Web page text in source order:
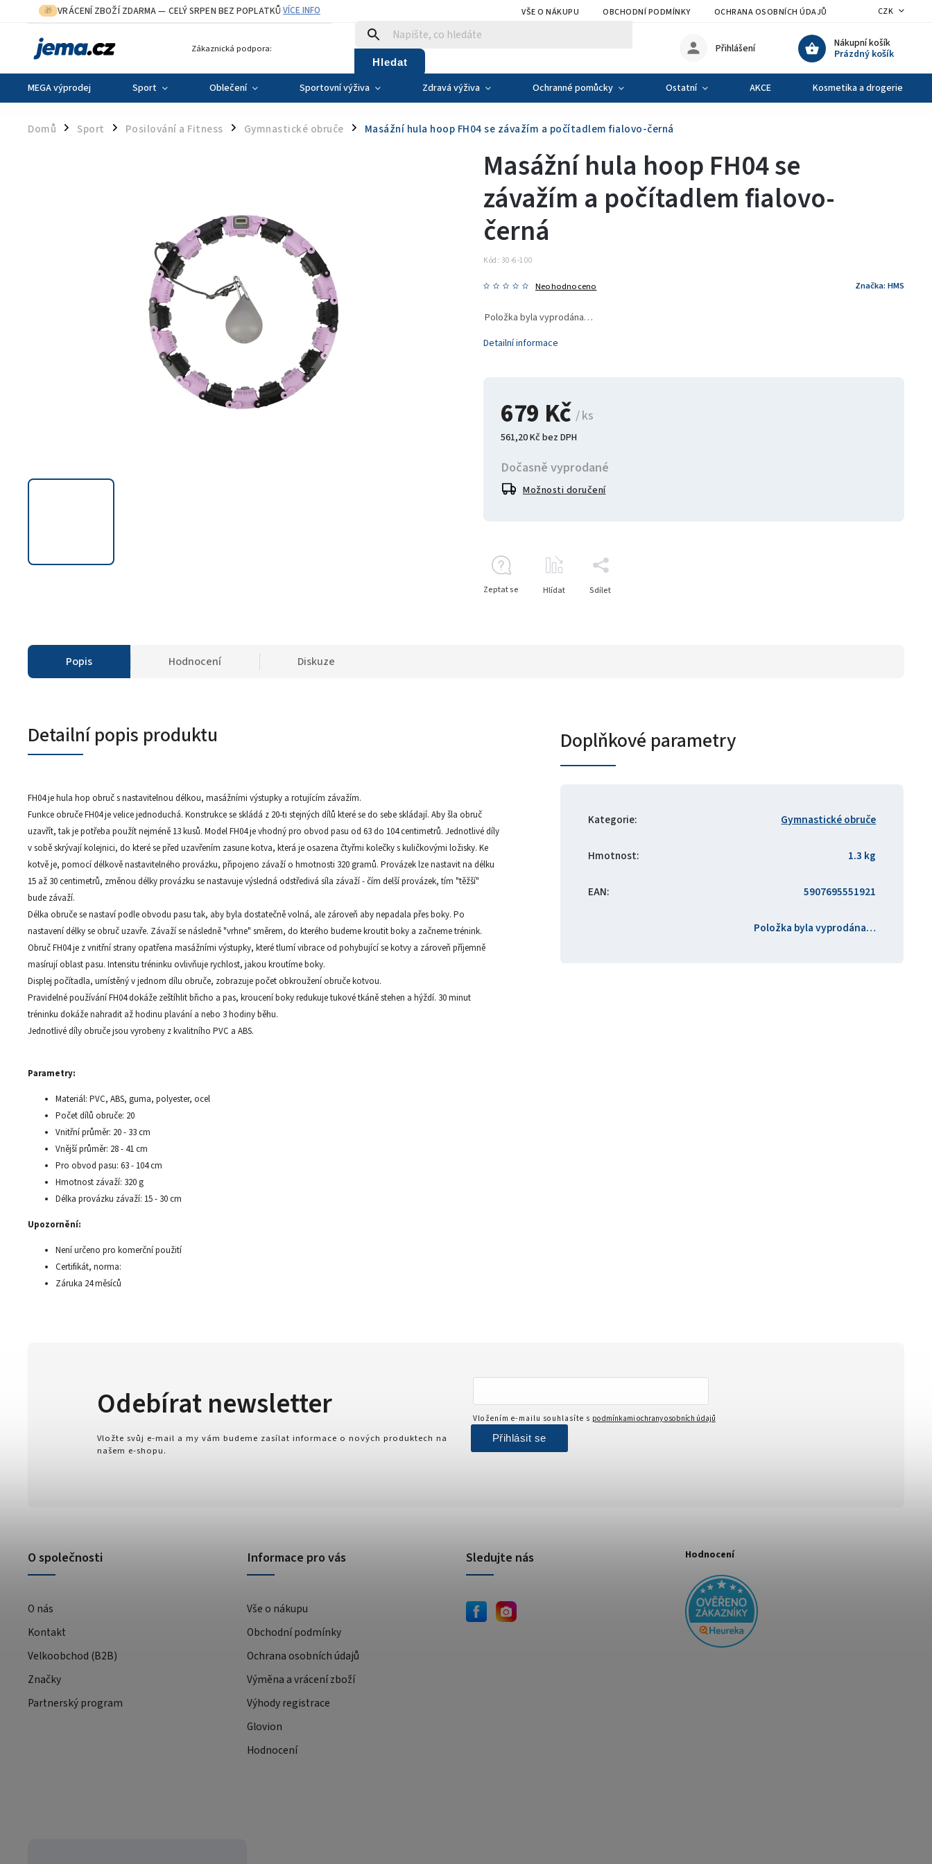
🎁 VRÁCENÍ ZBOŽÍ ZDARMA— CELÝ SRPEN BEZ POPLATKŮ·VÍCE INFO VŠE O NÁKUPU OBCHODNÍ PODMÍNKY OCHRANA OSOBNÍCH ÚDAJŮ VÝMĚNA A VRÁCENÍ
CZK
Zákaznická podpora:
Hledat
Nákupní košík
Prázdný košík
Přihlášení
MEGA výprodej Sport Oblečení Sportovní výživa Zdravá výživa Ochranné pomůcky Ostatní AKCE Kosmetika a drogerie
Domů / Sport / Posilování a Fitness / Gymnastické obruče / Masážní hula hoop FH04 se závažím a počítadlem fialovo-černá
679 Kč / ks
561,20 Kč bez DPH
Dočasně vyprodané
Možnosti doručení
Masážní hula hoop FH04 se
závažím a počítadlem fialovo-
černá
Kód: 30-6-100
Neohodnoceno Značka: HMS
Položka byla vyprodána…
Detailní informace
Zeptat se Hlídat Sdílet
Popis Hodnocení Diskuze
Detailní popis produktu
FH04 je hula hop obruč s nastavitelnou délkou, masážními výstupky a rotujícím závažím.
Funkce obruče FH04 je velice jednoduchá. Konstrukce se skládá z 20-ti stejných dílů které se do sebe skládají. Aby šla obruč
uzavřít, tak je potřeba použít nejméně 13 kusů. Model FH04 je vhodný pro obvod pasu od 63 do 104 centimetrů. Jednotlivé díly
v sobě skrývají kolejnici, do které se před uzavřením zasune kotva, která je osazena čtyřmi kolečky s kuličkovými ložisky. Ke
kotvě je, pomocí délkově nastavitelného provázku, připojeno závaží o hmotnosti 320 gramů. Provázek lze nastavit na délku
15 až 30 centimetrů, změnou délky provázku se nastavuje výsledná odstředivá síla závaží - čím delší provázek, tím "těžší"
bude závaží.
Délka obruče se nastaví podle obvodu pasu tak, aby byla dostatečně volná, ale zároveň aby nepadala přes boky. Po
nastavení délky se obruč uzavře. Závaží se následně "vrhne" směrem, do kterého budeme kroutit boky a začneme trénink.
Obruč FH04 je z vnitřní strany opatřena masážními výstupky, které tlumí vibrace od pohybující se kotvy a zároveň příjemně
masírují oblast pasu. Intensitu tréninku ovlivňuje rychlost, jakou kroutíme boky.
Displej počítadla, umístěný v jednom dílu obruče, zobrazuje počet obkroužení obruče kotvou.
Pravidelné používání FH04 dokáže zeštíhlit břicho a pas, kroucení boky redukuje tukové tkáně stehen a hýždí. 30 minut
tréninku dokáže nahradit až hodinu plavání a nebo 3 hodiny běhu.
Jednotlivé díly obruče jsou vyrobeny z kvalitního PVC a ABS.
Parametry:
Materiál: PVC, ABS, guma, polyester, ocel
Počet dílů obruče: 20
Vnitřní průměr: 20 - 33 cm
Vnější průměr: 28 - 41 cm
Pro obvod pasu: 63 - 104 cm
Hmotnost závaží: 320 g
Délka provázku závaží: 15 - 30 cm
Upozornění:
Není určeno pro komerční použití
Certifikát, norma:
Záruka 24 měsíců
Doplňkové parametry
Kategorie: Gymnastické obruče
Hmotnost: 1.3 kg
EAN: 5907695551921
Položka byla vyprodána…
O společnosti
O nás
Kontakt
Velkoobchod (B2B)
Značky
Partnerský program
Informace pro vás
Vše o nákupu
Obchodní podmínky
Ochrana osobních údajů
Výměna a vrácení zboží
Výhody registrace
Glovion
Hodnocení
Odebírat newsletter
Vložte svůj e-mail a my vám budeme zasílat informace o nových produktech na
našem e-shopu.
Vložením e-mailu souhlasíte s podmínkami ochrany osobních údajů
Přihlásit se
Sledujte nás Hodnocení